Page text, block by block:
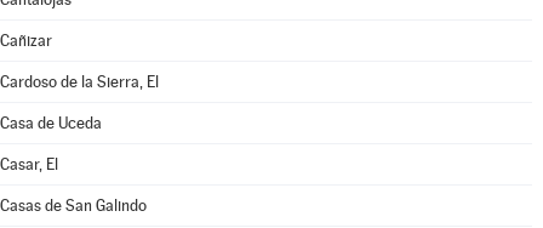
Cañizar
Cardoso de la Sierra, El
Casa de Uceda
Casar, El
Casas de San Galindo